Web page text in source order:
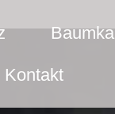
Kontakt